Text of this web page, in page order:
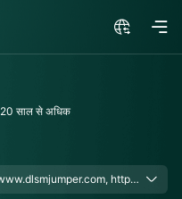
20 साल से अधिक
https://www.dlsmjumper.com, https://www.dlsm.com/en, https://www.dlsm-curfy.com/en, https://www.dlsm-cashx.com/en, https://www.dlsm-fxnow.com/en, https://www.dlsm-finit.com/en, https://www.dlsm-exsys.com/en, http://www.dlsm-start.com